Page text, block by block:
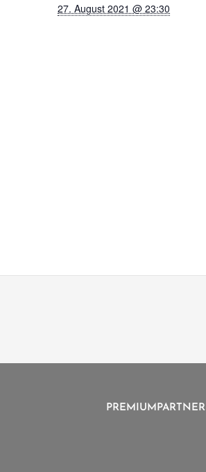
27. August 2021 @ 23:30
PREMIUMPARTNER